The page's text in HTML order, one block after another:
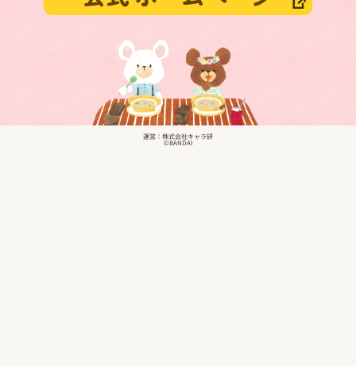
運営：株式会社キャラ研
©BANDAI